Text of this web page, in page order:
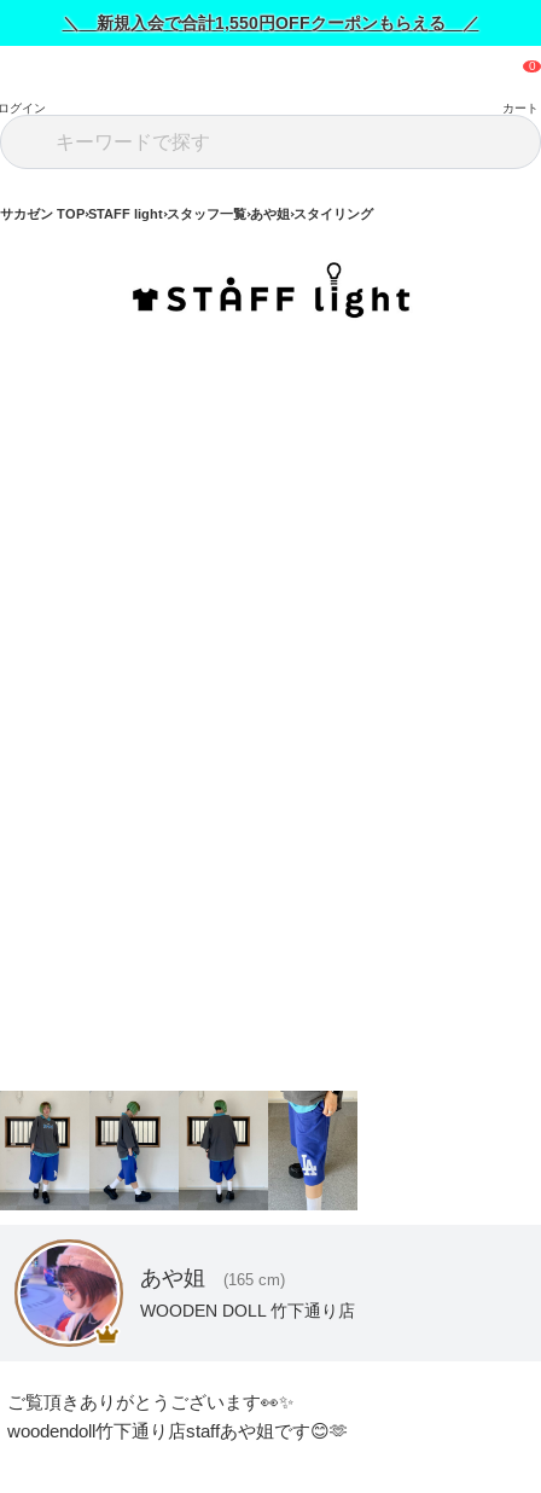
＼ 新規入会で合計1,550円OFFクーポンもらえる ／
グイン カート
サカゼン TOP STAFF light スタッフ一覧 あや姐 スタイリング
あや姐 (165 cm)
WOODEN DOLL 竹下通り店
ご覧頂きありがとうございます👀✨️
woodendoll竹下通り店staffあや姐です😊🫶